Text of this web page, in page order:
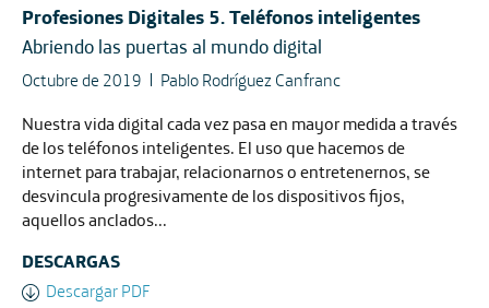
Profesiones Digitales 5. Teléfonos inteligentes
Abriendo las puertas al mundo digital
Octubre de 2019
Pablo Rodríguez Canfranc
Nuestra vida digital cada vez pasa en mayor medida a través
de los teléfonos inteligentes. El uso que hacemos de
internet para trabajar, relacionarnos o entretenernos, se
desvincula progresivamente de los dispositivos fijos,
aquellos anclados...
DESCARGAS
Descargar PDF